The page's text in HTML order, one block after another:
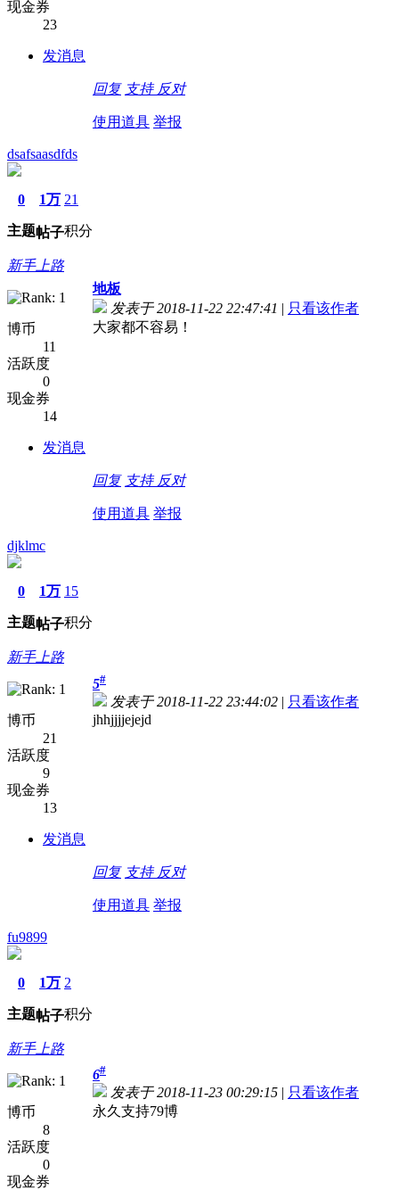
现金券
23
发消息
回复 支持 反对
使用道具 举报
dsafsaasdfds
0
主题
1万
帖子
21
积分
新手上路
博币
11
活跃度
0
现金券
14
发消息
地板
发表于 2018-11-22 22:47:41 | 只看该作者
大家都不容易！
回复 支持 反对
使用道具 举报
djklmc
0
主题
1万
帖子
15
积分
新手上路
博币
21
活跃度
9
现金券
13
发消息
5#
发表于 2018-11-22 23:44:02 | 只看该作者
jhhjjjjejejd
回复 支持 反对
使用道具 举报
fu9899
0
主题
1万
帖子
2
积分
新手上路
博币
8
活跃度
0
现金券
6#
发表于 2018-11-23 00:29:15 | 只看该作者
永久支持79博